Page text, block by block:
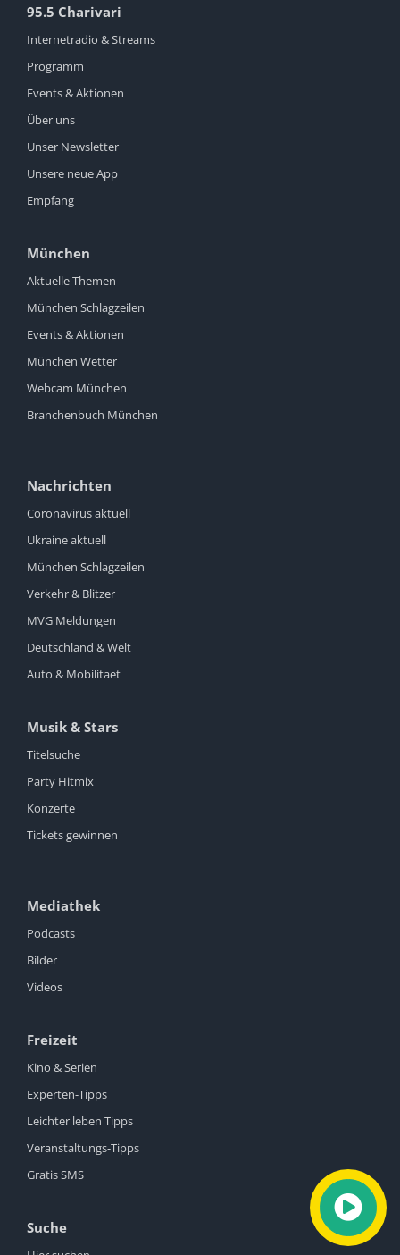
95.5 Charivari
Internetradio & Streams
Programm
Events & Aktionen
Über uns
Unser Newsletter
Unsere neue App
Empfang
München
Aktuelle Themen
München Schlagzeilen
Events & Aktionen
München Wetter
Webcam München
Branchenbuch München
Nachrichten
Coronavirus aktuell
Ukraine aktuell
München Schlagzeilen
Verkehr & Blitzer
MVG Meldungen
Deutschland & Welt
Auto & Mobilitaet
Musik & Stars
Titelsuche
Party Hitmix
Konzerte
Tickets gewinnen
Mediathek
Podcasts
Bilder
Videos
Freizeit
Kino & Serien
Experten-Tipps
Leichter leben Tipps
Veranstaltungs-Tipps
Gratis SMS
Suche